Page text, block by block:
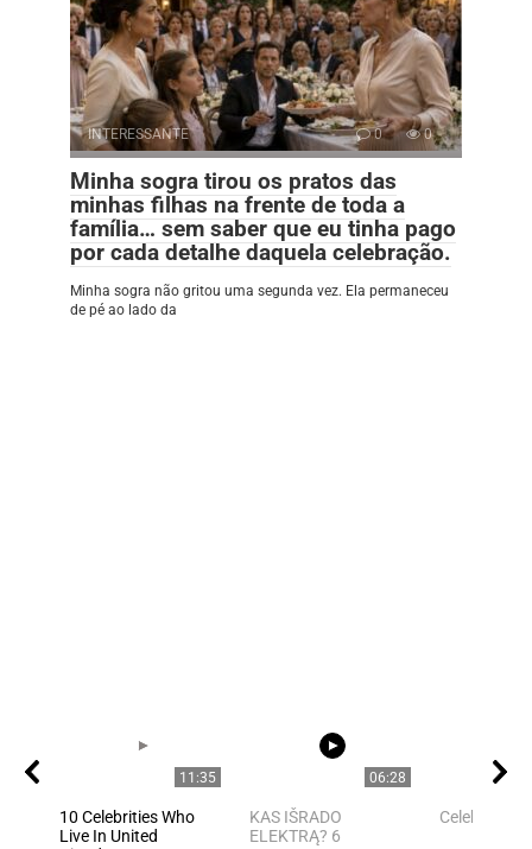
INTERESSANTE 0 0
Minha sogra tirou os pratos das
minhas filhas na frente de toda a
família… sem saber que eu tinha pago
por cada detalhe daquela celebração.
Minha sogra não gritou uma segunda vez. Ela permaneceu
de pé ao lado da
11:35
10 Celebrities Who
Live In United
06:28
KAS IŠRADO
ELEKTRĄ? 6
Celebrities